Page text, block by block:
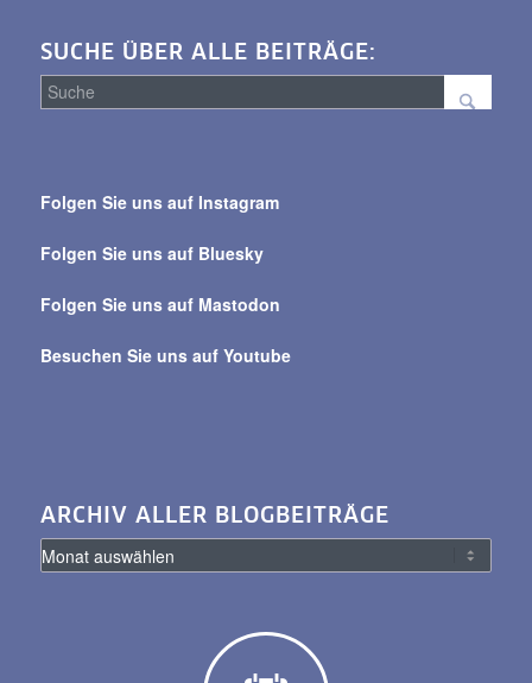
SUCHE ÜBER ALLE BEITRÄGE:
alle
Folgen Sie uns auf Instagram
Folgen Sie uns auf Bluesky
Folgen Sie uns auf Mastodon
Besuchen Sie uns auf Youtube
ARCHIV ALLER BLOGBEITRÄGE